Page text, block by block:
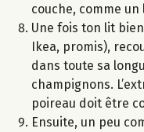
couche, comme
Une fois ton lit
Ikea, promis),
dans toute sa
champignons.
poireau doit être
Ensuite, un peu